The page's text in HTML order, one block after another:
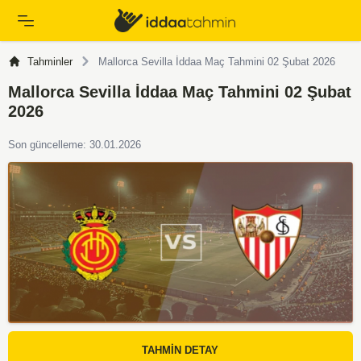
Tahminler Mallorca Sevilla İddaa Maç Tahmini 02 Şubat 2026
Mallorca Sevilla İddaa Maç Tahmini 02 Şubat
2026
Son güncelleme: 30.01.2026
TAHMİN DETAY